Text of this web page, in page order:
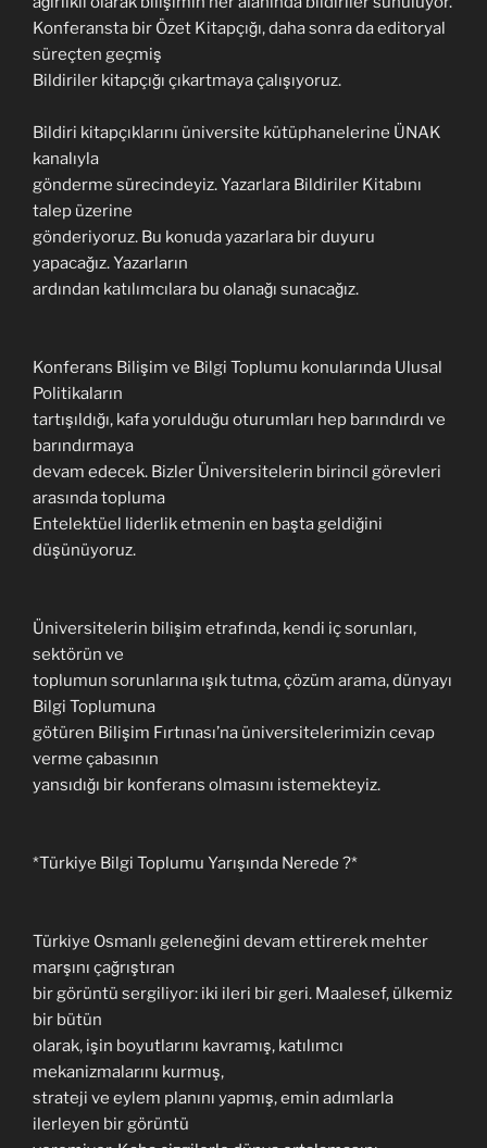
Konferansta bir Özet Kitapçığı, daha sonra da editoryal
süreçten geçmiş
Bildiriler kitapçığı çıkartmaya çalışıyoruz.
Bildiri kitapçıklarını üniversite kütüphanelerine ÜNAK
kanalıyla
gönderme sürecindeyiz. Yazarlara Bildiriler Kitabını
talep üzerine
gönderiyoruz. Bu konuda yazarlara bir duyuru
yapacağız. Yazarların
ardından katılımcılara bu olanağı sunacağız.
Konferans Bilişim ve Bilgi Toplumu konularında Ulusal
Politikaların
tartışıldığı, kafa yorulduğu oturumları hep barındırdı ve
barındırmaya
devam edecek. Bizler Üniversitelerin birincil görevleri
arasında topluma
Entelektüel liderlik etmenin en başta geldiğini
düşünüyoruz.
Üniversitelerin bilişim etrafında, kendi iç sorunları,
sektörün ve
toplumun sorunlarına ışık tutma, çözüm arama, dünyayı
Bilgi Toplumuna
götüren Bilişim Fırtınası’na üniversitelerimizin cevap
verme çabasının
yansıdığı bir konferans olmasını istemekteyiz.
*Türkiye Bilgi Toplumu Yarışında Nerede ?*
Türkiye Osmanlı geleneğini devam ettirerek mehter
marşını çağrıştıran
bir görüntü sergiliyor: iki ileri bir geri. Maalesef, ülkemiz
bir bütün
olarak, işin boyutlarını kavramış, katılımcı
mekanizmalarını kurmuş,
strateji ve eylem planını yapmış, emin adımlarla
ilerleyen bir görüntü